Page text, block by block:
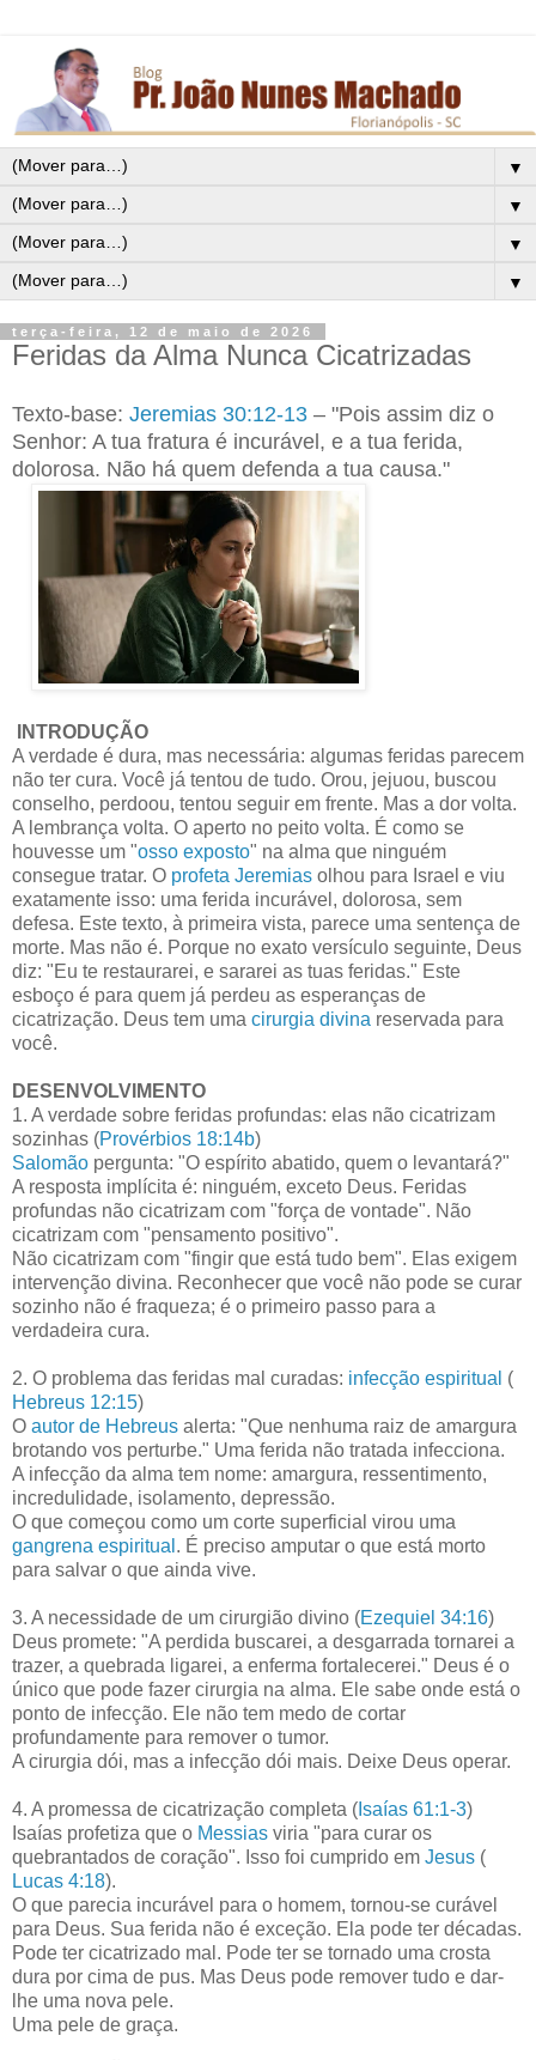
▼
▼
▼
▼
terça-feira, 12 de maio de 2026
Feridas da Alma Nunca Cicatrizadas
Texto-base: Jeremias 30:12-13 – "Pois assim diz o
Senhor: A tua fratura é incurável, e a tua ferida,
dolorosa. Não há quem defenda a tua causa."
INTRODUÇÃO
A verdade é dura, mas necessária: algumas feridas parecem
não ter cura. Você já tentou de tudo. Orou, jejuou, buscou
conselho, perdoou, tentou seguir em frente. Mas a dor volta.
A lembrança volta. O aperto no peito volta. É como se
houvesse um "osso exposto" na alma que ninguém
consegue tratar. O profeta Jeremias olhou para Israel e viu
exatamente isso: uma ferida incurável, dolorosa, sem
defesa. Este texto, à primeira vista, parece uma sentença de
morte. Mas não é. Porque no exato versículo seguinte, Deus
diz: "Eu te restaurarei, e sararei as tuas feridas." Este
esboço é para quem já perdeu as esperanças de
cicatrização. Deus tem uma cirurgia divina reservada para
você.
DESENVOLVIMENTO
1. A verdade sobre feridas profundas: elas não cicatrizam
sozinhas (Provérbios 18:14b)
Salomão pergunta: "O espírito abatido, quem o levantará?"
A resposta implícita é: ninguém, exceto Deus. Feridas
profundas não cicatrizam com "força de vontade". Não
cicatrizam com "pensamento positivo".
Não cicatrizam com "fingir que está tudo bem". Elas exigem
intervenção divina. Reconhecer que você não pode se curar
sozinho não é fraqueza; é o primeiro passo para a
verdadeira cura.
2. O problema das feridas mal curadas: infecção espiritual (
Hebreus 12:15)
O autor de Hebreus alerta: "Que nenhuma raiz de amargura
brotando vos perturbe." Uma ferida não tratada infecciona.
A infecção da alma tem nome: amargura, ressentimento,
incredulidade, isolamento, depressão.
O que começou como um corte superficial virou uma
gangrena espiritual . É preciso amputar o que está morto
para salvar o que ainda vive.
3. A necessidade de um cirurgião divino (Ezequiel 34:16)
Deus promete: "A perdida buscarei, a desgarrada tornarei a
trazer, a quebrada ligarei, a enferma fortalecerei." Deus é o
único que pode fazer cirurgia na alma. Ele sabe onde está o
ponto de infecção. Ele não tem medo de cortar
profundamente para remover o tumor.
A cirurgia dói, mas a infecção dói mais. Deixe Deus operar.
4. A promessa de cicatrização completa ( Isaías 61:1-3)
Isaías profetiza que o Messias viria "para curar os
quebrantados de coração". Isso foi cumprido em Jesus (
Lucas 4:18).
O que parecia incurável para o homem, tornou-se curável
para Deus. Sua ferida não é exceção. Ela pode ter décadas.
Pode ter cicatrizado mal. Pode ter se tornado uma crosta
dura por cima de pus. Mas Deus pode remover tudo e dar-
lhe uma nova pele.
Uma pele de graça.